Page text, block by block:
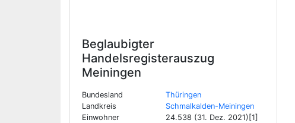
Beglaubigter
Handelsregisterauszug
Meiningen
Bundesland
Thüringen
Landkreis
Schmalkalden-Meiningen
Einwohner
24.538 (31. Dez. 2021)[1]